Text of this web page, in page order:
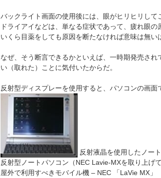
バックライト画面の使用後には、眼がヒリヒリして
ドライアイなどは、単なる症状であって、疲れ眼の
いくら目薬をしても原因を断たなければ意味は無い
なぜ、そう断言できるかといえば、一時期発売さ
い（取れた）ことに気付いたからだ。
反射型ディスプレーを使用すると、パソコンの画
反射液晶を使用したノー
反射型ノートパソコン（NEC Lavie-MXを取り上げ
屋外で利用すべきモバイル機 – NEC 「LaVie MX」